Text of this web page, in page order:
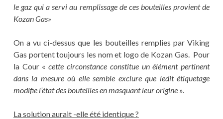
le gaz qui a servi au remplissage de ces bouteilles provient de
Kozan Gas»
On a vu ci-dessus que les bouteilles remplies par Viking
Gas portent toujours les nom et logo de Kozan Gas. Pour
la Cour «cette circonstance constitue un élément pertinent
dans la mesure où elle semble exclure que ledit étiquetage
modifie l’état des bouteilles en masquant leur origine ».
La solution aurait -elle été identique ?